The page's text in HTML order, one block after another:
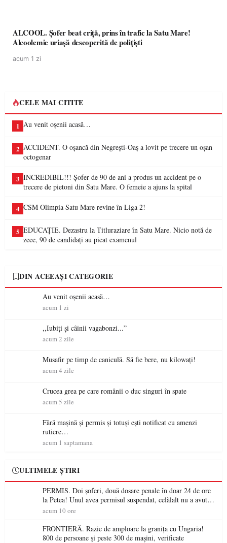
ALCOOL. Șofer beat criță, prins în trafic la Satu Mare!
Alcoolemie uriașă descoperită de polițiști
acum 1 zi
CELE MAI CITITE
1 Au venit oșenii acasă…
2 ACCIDENT. O oșancă din Negrești-Oaș a lovit pe trecere un oșan
octogenar
3 INCREDIBIL!!! Șofer de 90 de ani a produs un accident pe o
trecere de pietoni din Satu Mare. O femeie a ajuns la spital
4 CSM Olimpia Satu Mare revine în Liga 2!
5 EDUCAȚIE. Dezastru la Titluraziare în Satu Mare. Nicio notă de
zece, 90 de candidați au picat examenul
DIN ACEEAȘI CATEGORIE
Au venit oșenii acasă…
acum 1 zi
,,Iubiți și câinii vagabonzi...”
acum 2 zile
Musafir pe timp de caniculă. Să fie bere, nu kilowați!
acum 4 zile
Crucea grea pe care românii o duc singuri în spate
acum 5 zile
Fără mașină și permis și totuși ești notificat cu amenzi
rutiere…
acum 1 saptamana
ULTIMELE ȘTIRI
PERMIS. Doi șoferi, două dosare penale în doar 24 de ore
la Petea! Unul avea permisul suspendat, celălalt nu a avut
niciodată permis
acum 10 ore
FRONTIERĂ. Razie de amploare la granița cu Ungaria!
800 de persoane și peste 300 de mașini, verificate